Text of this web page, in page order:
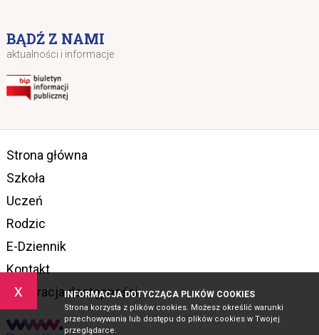
x INFORMACJA DOTYCZĄCA PLIKÓW COOKIES
Strona korzysta z plików cookies. Możesz określić warunki
przechowywania lub dostępu do plików cookies w Twojej
przeglądarce.
BĄDŹ Z NAMI
aktualności i informacje
Strona główna
Szkoła
Uczeń
Rodzic
E-Dziennik
Kontakt
Deklaracja dostępności